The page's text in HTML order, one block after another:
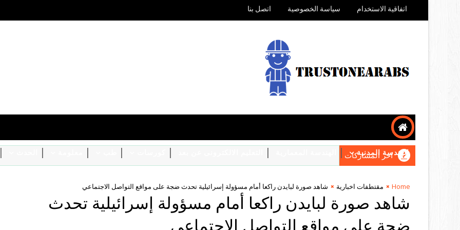
اتفاقية الاستخدام سياسة الخصوصية اتصل بنا
الهندسة المدنية
اخر المشاركات
Home مقتطفات اخبارية شاهد صورة لبايدن راكعا أمام مسؤولة إسرائيلية تحدث ضجة على مواقع التواصل الاجتماعي
شاهد صورة لبايدن راكعا أمام مسؤولة إسرائيلية تحدث